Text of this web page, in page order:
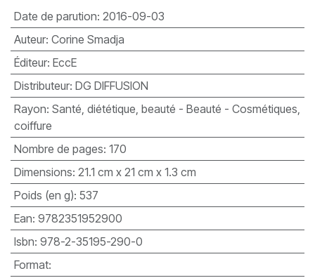
Date de parution: 2016-09-03
Auteur: Corine Smadja
Éditeur: EccE
Distributeur: DG DIFFUSION
Rayon: Santé, diététique, beauté - Beauté - Cosmétiques,
coiffure
Nombre de pages: 170
Dimensions: 21.1 cm x 21 cm x 1.3 cm
Poids (en g): 537
Ean: 9782351952900
Isbn: 978-2-35195-290-0
Format: